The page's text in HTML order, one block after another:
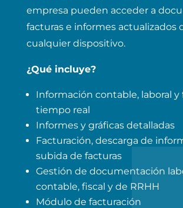
empresa pueden acceder a
facturas e informes actualizados
cualquier dispositivo.
¿Qué incluye?
Información contable, laboral y
tiempo real
Informes y gráficas detalladas
Facturación, descarga de
subida de facturas
Gestión de documentación
contable, fiscal y de RRHH
Módulo de facturación